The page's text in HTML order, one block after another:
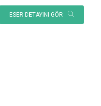
ESER DETAYINI GÖR